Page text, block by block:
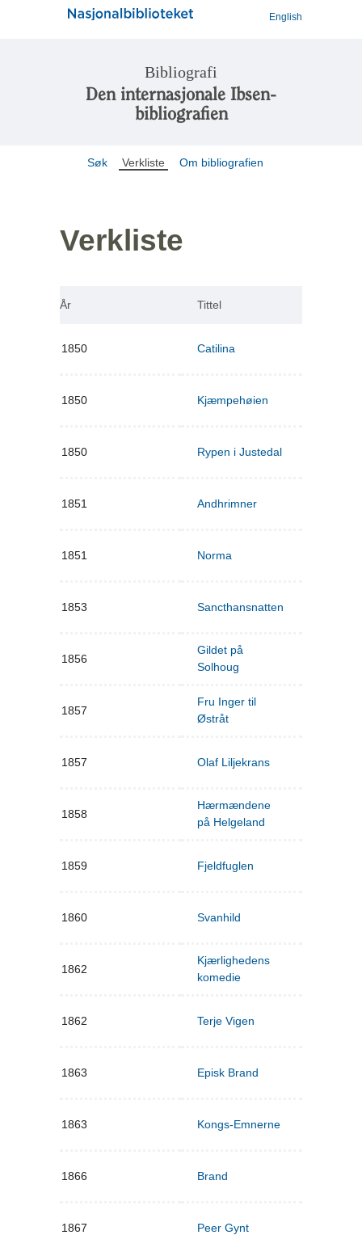
English
Bibliografi
Den internasjonale Ibsen-
bibliografien
Søk Verkliste Om bibliografien
Verkliste
År Tittel
1850 Catilina
1850 Kjæmpehøien
1850 Rypen i Justedal
1851 Andhrimner
1851 Norma
1853 Sancthansnatten
1856
Gildet på
Solhoug
1857
Fru Inger til
Østråt
1857 Olaf Liljekrans
1858
Hærmændene
på Helgeland
1859 Fjeldfuglen
1860 Svanhild
1862
Kjærlighedens
komedie
1862 Terje Vigen
1863 Episk Brand
1863 Kongs-Emnerne
1866 Brand
1867 Peer Gynt